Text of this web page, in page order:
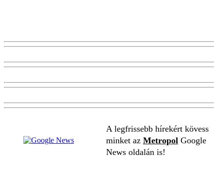
A legfrissebb hírekért kövess
minket az Metropol Google
News oldalán is!